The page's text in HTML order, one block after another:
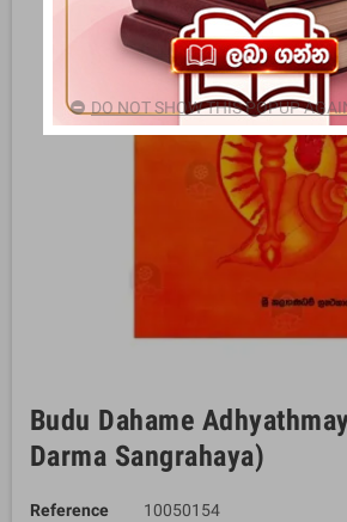
Budu Dahame
Darma Sangrahaya)
Reference
10050154
DO NOT SHOW THIS POPUP